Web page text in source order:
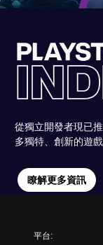
從獨立開發者現已
多獨特、創新的遊戲
瞭解更多資訊
平台: